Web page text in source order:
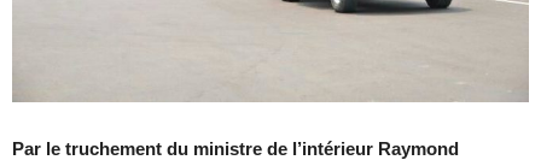
Par le truchement du ministre de l’intérieur Raymond